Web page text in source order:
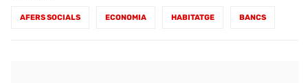
AFERS SOCIALS ECONOMIA HABITATGE BANCS